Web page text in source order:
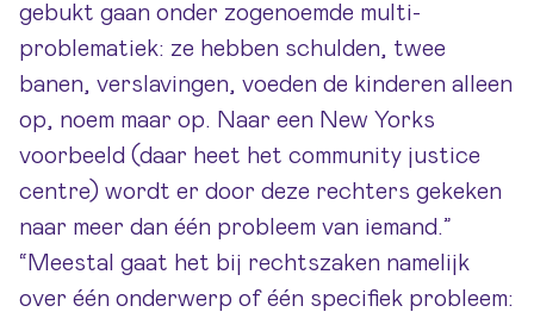
gebukt gaan onder zogenoemde multi-
problematiek: ze hebben schulden, twee
banen, verslavingen, voeden de kinderen alleen
op, noem maar op. Naar een New Yorks
voorbeeld (daar heet het community justice
centre) wordt er door deze rechters gekeken
naar meer dan één probleem van iemand.”
“Meestal gaat het bij rechtszaken namelijk
over één onderwerp of één specifiek probleem: